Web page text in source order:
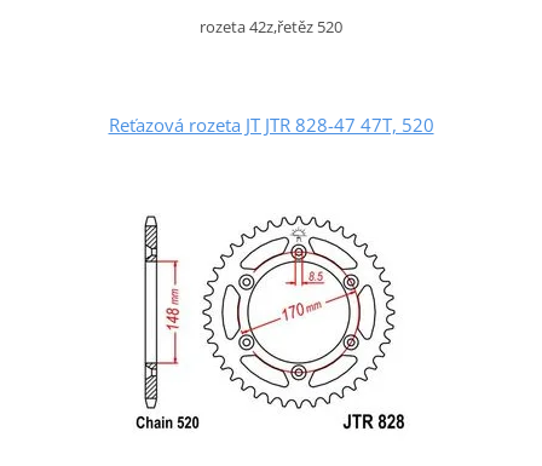
rozeta 42z,řetěz 520
Reťazová rozeta JT JTR 828-47 47T, 520